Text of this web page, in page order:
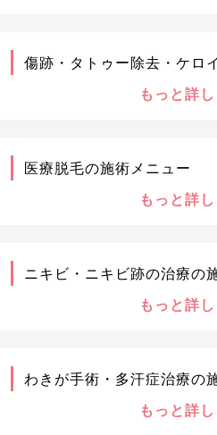
傷跡・タトゥー除去・ケロ
もっと詳
医療脱毛の施術メニュー
もっと詳
ニキビ・ニキビ跡の治療の
もっと詳
わきが手術・多汗症治療の
もっと詳